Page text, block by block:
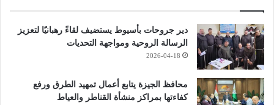
دير جروحات بأسيوط يستضيف لقاءً رهبانيًا لتعزيز
الرسالة الروحية ومواجهة التحديات
2026-04-18
محافظ الجيزة يتابع أعمال تمهيد الطرق ورفع
كفاءتها بمراكز منشأة القناطر والعياط